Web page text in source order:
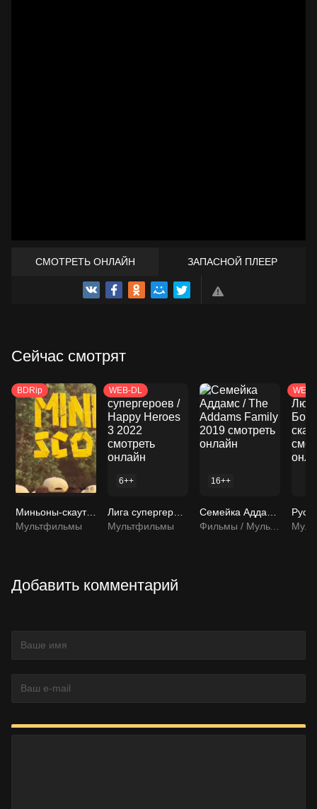
СМОТРЕТЬ ОНЛАЙН ЗАПАСНОЙ ПЛЕЕР
ТРЕЙЛЕР
Сейчас смотрят
BDRip
Миньоны-скауты / Minion Scouts 2019 смотреть онлайн
Мультфильмы
WEB-DL
6++
Мультфильмы
16++
Фильмы / Мультфильмы / Мультсериалы
WEB-
Добавить комментарий